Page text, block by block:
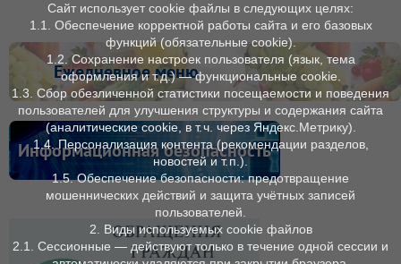
Ежедневное меню
Информационная безопасность
Сайт использует cookie файлы в следующих целях:
1.1. Обеспечение корректной работы сайта и его базовых
функций (обязательные cookie).
1.2. Сохранение настроек пользователя (язык, тема
оформления и т. д.) — функциональные cookie.
1.3. Сбор обезличенной статистики посещаемости и поведения
пользователей для улучшения структуры и содержания сайта
(аналитические cookie, в т. ч. через Яндекс.Метрику).
1.4. Персонализация контента (рекомендации разделов,
новостей и т. п.).
1.5. Обеспечение безопасности: предотвращение
мошеннических действий и защита учётных записей
пользователей.
2. Виды используемых cookie файлов
2.1. Сессионные — действуют только в течение одной сессии и